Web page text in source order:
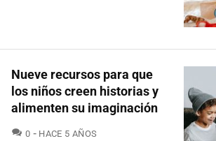
Nueve recursos para que
los niños creen historias y
alimenten su imaginación
0 COMENTARIOS
HACE 5 AÑOS